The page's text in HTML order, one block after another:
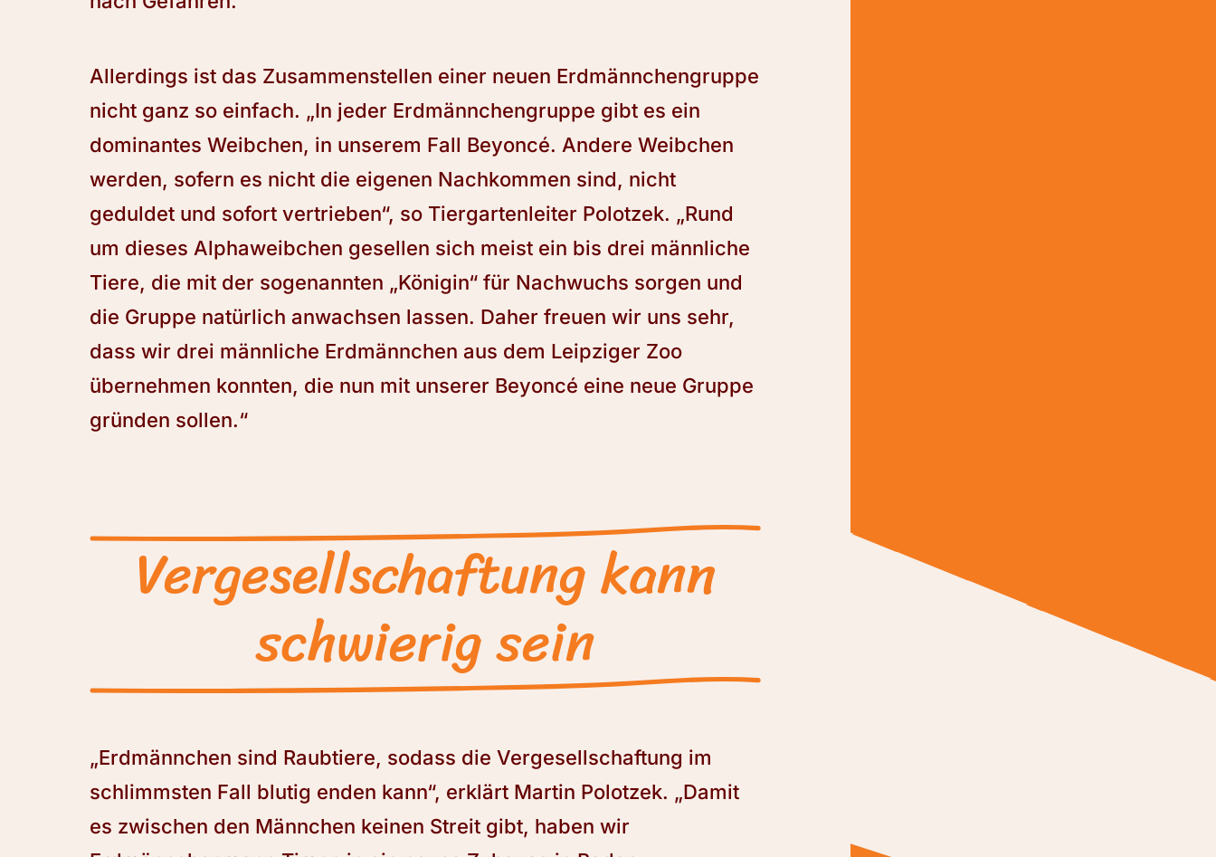
Allerdings ist das Zusammenstellen einer neuen Erdmännchengruppe
nicht ganz so einfach. „In jeder Erdmännchengruppe gibt es ein
dominantes Weibchen, in unserem Fall Beyoncé. Andere Weibchen
werden, sofern es nicht die eigenen Nachkommen sind, nicht
geduldet und sofort vertrieben“, so Tiergartenleiter Polotzek. „Rund
um dieses Alphaweibchen gesellen sich meist ein bis drei männliche
Tiere, die mit der sogenannten „Königin“ für Nachwuchs sorgen und
die Gruppe natürlich anwachsen lassen. Daher freuen wir uns sehr,
dass wir drei männliche Erdmännchen aus dem Leipziger Zoo
übernehmen konnten, die nun mit unserer Beyoncé eine neue Gruppe
gründen sollen.“
Vergesellschaftung kann
schwierig sein
„Erdmännchen sind Raubtiere, sodass die Vergesellschaftung im
schlimmsten Fall blutig enden kann“, erklärt Martin Polotzek. „Damit
es zwischen den Männchen keinen Streit gibt, haben wir